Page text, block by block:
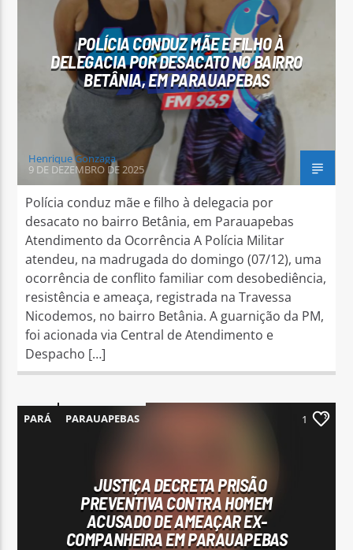
Arara Azul FM
POLÍCIA CONDUZ MÃE E FILHO À
DELEGACIA POR DESACATO NO BAIRRO
BETÂNIA, EM PARAUAPEBAS
Henrique Gonzaga
9 DE DEZEMBRO DE 2025
Polícia conduz mãe e filho à delegacia por
desacato no bairro Betânia, em Parauapebas
Atendimento da Ocorrência A Polícia Militar
atendeu, na madrugada do domingo (07/12), uma
ocorrência de conflito familiar com desobediência,
resistência e ameaça, registrada na Travessa
Nicodemos, no bairro Betânia. A guarnição da PM,
foi acionada via Central de Atendimento e
Despacho […]
PARÁ PARAUAPEBAS 1
JUSTIÇA DECRETA PRISÃO
PREVENTIVA CONTRA HOMEM
ACUSADO DE AMEAÇAR EX-
COMPANHEIRA EM PARAUAPEBAS